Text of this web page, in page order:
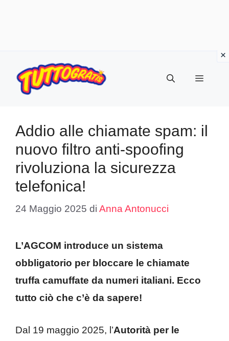
contenuto
Menu
Addio alle chiamate spam: il
nuovo filtro anti-spoofing
rivoluziona la sicurezza
telefonica!
24 Maggio 2025 di Anna Antonucci
L’AGCOM introduce un sistema
obbligatorio per bloccare le chiamate
truffa camuffate da numeri italiani. Ecco
tutto ciò che c’è da sapere!
Dal 19 maggio 2025, l’Autorità per le